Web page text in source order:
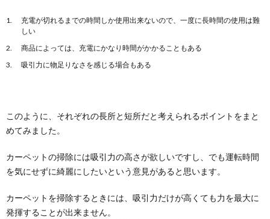
充電が切れるまでの時間しか使用出来ないので、一度に長時間の使用は難
しい
商品によっては、充電にかなり時間がかかることもある
吸引力に物足りなさを感じる場合もある
このように、それぞれの長所と短所だと考えられるポイントをまと
めてみました。
カーペットの掃除には吸引力の高さが欲しいですし、でも運転時間
を気にせずに綺麗にしたいという意見があると思います。
カーペットを掃除するときには、吸引力だけが高くても力を最大に
発揮することが出来ません。